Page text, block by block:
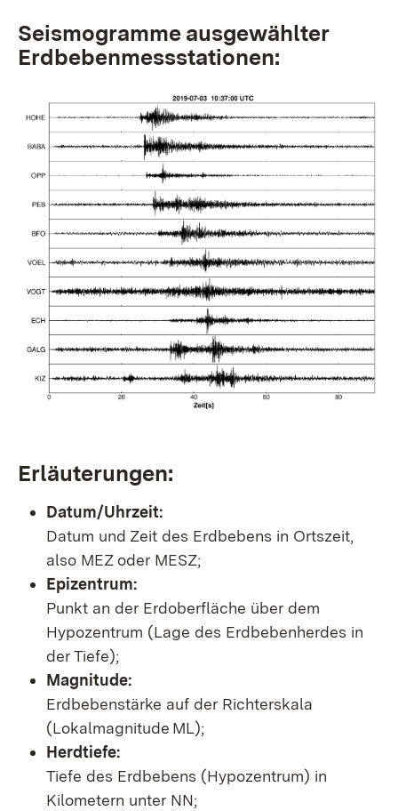
Seismogramme ausgewählter
Erdbebenmessstationen:
Erläuterungen:
Datum/Uhrzeit:
Datum und Zeit des Erdbebens in Ortszeit,
also MEZ oder MESZ;
Epizentrum:
Punkt an der Erdoberfläche über dem
Hypozentrum (Lage des Erdbebenherdes in
der Tiefe);
Magnitude:
Erdbebenstärke auf der Richterskala
(Lokalmagnitude ML);
Herdtiefe:
Tiefe des Erdbebens (Hypozentrum) in
Kilometern unter NN;